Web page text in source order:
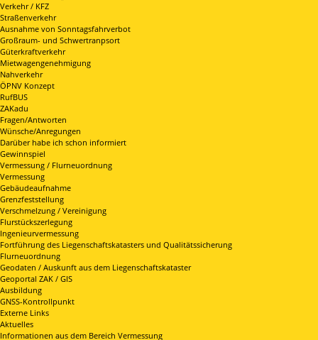
Verkehr / KFZ
Straßenverkehr
Ausnahme von Sonntagsfahrverbot
Großraum- und Schwertranpsort
Güterkraftverkehr
Mietwagengenehmigung
Nahverkehr
ÖPNV Konzept
RufBUS
ZAKadu
Fragen/Antworten
Wünsche/Anregungen
Darüber habe ich schon informiert
Gewinnspiel
Vermessung / Flurneuordnung
Vermessung
Gebäudeaufnahme
Grenzfeststellung
Verschmelzung / Vereinigung
Flurstückszerlegung
Ingenieurvermessung
Fortführung des Liegenschaftskatasters und Qualitätssicherung
Flurneuordnung
Geodaten / Auskunft aus dem Liegenschaftskataster
Geoportal ZAK / GIS
Ausbildung
GNSS-Kontrollpunkt
Externe Links
Aktuelles
Informationen aus dem Bereich Vermessung